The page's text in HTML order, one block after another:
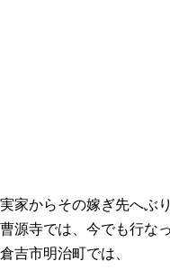
家からその嫁ぎ先へぶ
源寺では、今でも行な
吉市明治町では、